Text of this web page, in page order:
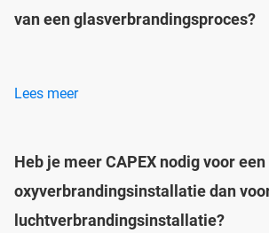
van een glasverbrandingsproces?
Lees meer
Heb je meer CAPEX nodig voor een
oxyverbrandingsinstallatie dan
luchtverbrandingsinstallatie?